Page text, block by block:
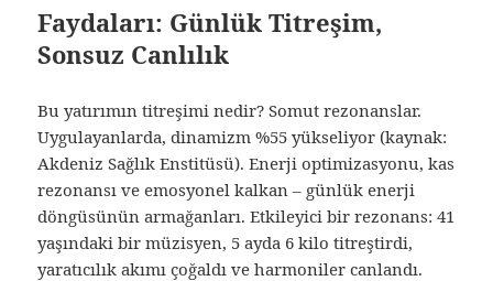
Faydaları: Günlük Titreşim,
Sonsuz Canlılık
Bu yatırımın titreşimi nedir? Somut rezonanslar.
Uygulayanlarda, dinamizm %55 yükseliyor (kaynak:
Akdeniz Sağlık Enstitüsü). Enerji optimizasyonu, kas
rezonansı ve emosyonel kalkan – günlük enerji
döngüsünün armağanları. Etkileyici bir rezonans: 41
yaşındaki bir müzisyen, 5 ayda 6 kilo titreştirdi,
yaratıcılık akımı çoğaldı ve harmoniler canlandı.